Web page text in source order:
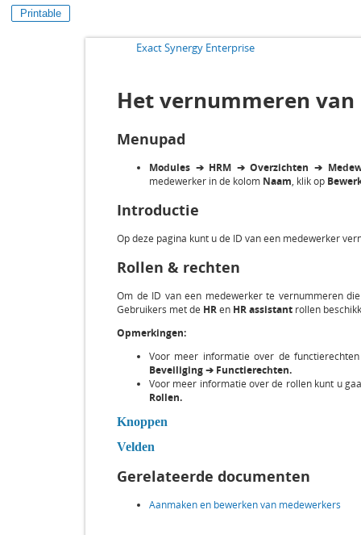
Printable
Exact Synergy Enterprise
Het vernummeren
Menupad
Modules ➔ HRM ➔ Overzichten ➔
medewerker in de kolom Naam, klik op
Introductie
Op deze pagina kunt u de ID van een medewerker
Rollen & rechten
Om de ID van een medewerker te vernummeren
Gebruikers met de HRen HR assistant rollen
Opmerkingen:
Voor meer informatie over de
Beveiliging ➔ Functierechten.
Voor meer informatie over de rollen kunt u
Rollen.
Knoppen
Velden
Gerelateerde documenten
Aanmaken en bewerken van medewerkers